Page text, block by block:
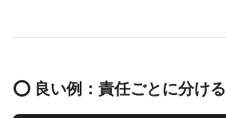
⭕ 良い例：責任ごとに分ける